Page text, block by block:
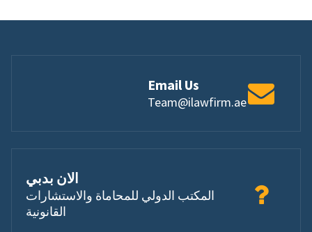
Email Us
Team@ilawfirm.ae
الان بدبي
المكتب الدولي للمحاماة والاستشارات
القانونية